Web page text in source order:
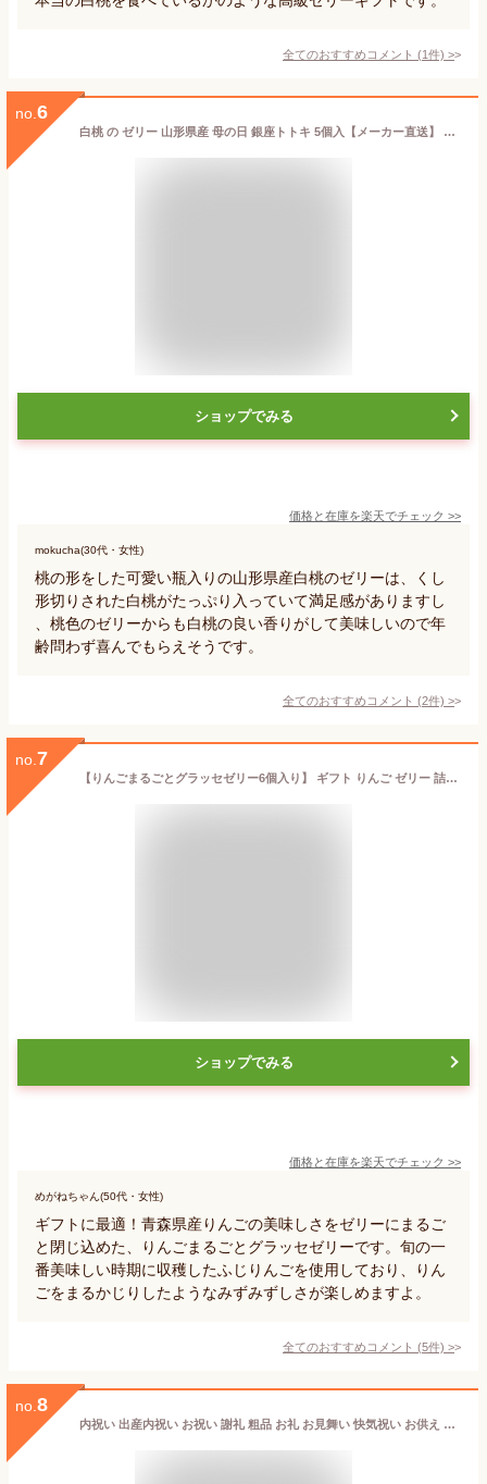
全てのおすすめコメント (1件) >
no. 6
白桃 の ゼリー 山形県産 母の日 銀座トトキ 5個入【メーカー直送】 フルーツゼリー 桃 国産 山形県 果肉入り お菓子 洋菓子 お取り寄せ 有名店 美味しい 可愛い 高級 モモ プレゼント お母さん 母親 感謝 贈り物 50代 60代 70代 80代 花以外 義母 喜ばれる 4000円
ショップでみる
価格と在庫を楽天でチェック >>
mokucha(30代・女性)
桃の形をした可愛い瓶入りの山形県産白桃のゼリーは、くし
形切りされた白桃がたっぷり入っていて満足感がありますし
、桃色のゼリーからも白桃の良い香りがして美味しいので年
齢問わず喜んでもらえそうです。
全てのおすすめコメント (2件) >
no. 7
【りんごまるごとグラッセゼリー6個入り】 ギフト りんご ゼリー 詰め合わせ ふじ CARNET 贈り物 贈答用 贈答 贈答品 ジュース 100% 林檎 リンゴ 青森県産 スイーツ 無添加 寒中見舞い ブランド お礼 お返し 青森 お祝い 洋菓子 母の日
ショップでみる
価格と在庫を楽天でチェック >>
めがねちゃん(50代・女性)
ギフトに最適！青森県産りんごの美味しさをゼリーにまるご
と閉じ込めた、りんごまるごとグラッセゼリーです。旬の一
番美味しい時期に収穫したふじりんごを使用しており、りん
ごをまるかじりしたようなみずみずしさが楽しめますよ。
全てのおすすめコメント (5件) >
no. 8
内祝い 出産内祝い お祝い 謝礼 粗品 お礼 お見舞い 快気祝い お供え ご霊前 手土産ギフト ゴルフコンペ景品 ご結婚お祝い 結婚内祝い 寿 [萬ゼリー12個]フルーツゼリー 送料無料